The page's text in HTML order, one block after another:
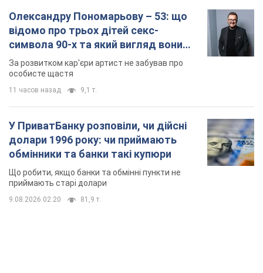
Олександру Пономарьову – 53: що
відомо про трьох дітей секс-
символа 90-х та який вигляд вони
мають
За розвитком кар'єри артист не забував про
особисте щастя
11 часов назад 9,1 т.
У ПриватБанку розповіли, чи дійсні
долари 1996 року: чи приймають
обмінники та банки такі купюри
Що робити, якщо банки та обмінні пункти не
приймають старі долари
9.08.2026 02:20 81,9 т.